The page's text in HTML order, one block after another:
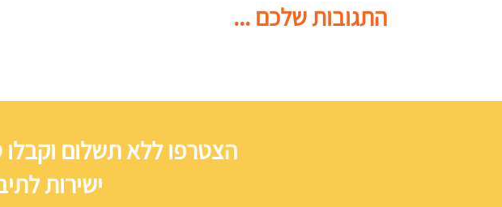
התגובות שלכם ...
הצטרפו ללא תשלום וקבלו
ישירות